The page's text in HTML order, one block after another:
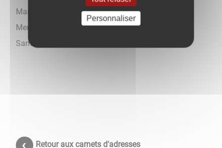
Mardis 10h30-12h00
Mercredis 14h30-17h30
Samedi 10h00-12h00
Retour aux carnets d'adresses
Personnaliser